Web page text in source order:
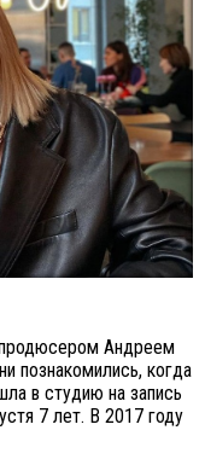
Андреем
познакомились, когда
в студию на запись
7 лет. В 2017 году